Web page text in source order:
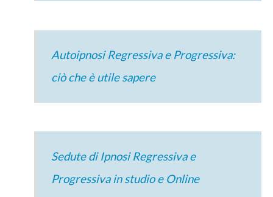
Autoipnosi Regressiva e Progressiva:
ciò che è utile sapere
Sedute di Ipnosi Regressiva e
Progressiva in studio e Online